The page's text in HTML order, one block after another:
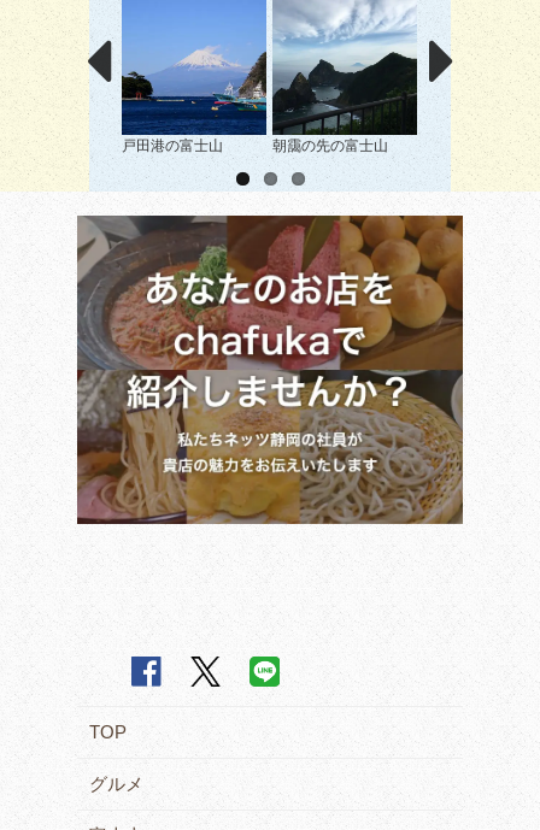
戸田港の富士山 朝靄の先の富士山 井田海岸からの
TOP
グルメ